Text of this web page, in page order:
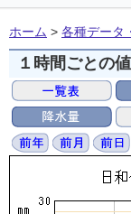
ホーム > 各種データ
１時間ごとの値